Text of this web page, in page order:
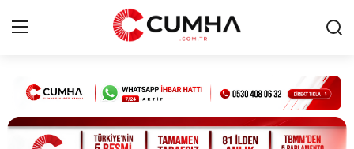
Kurumsal
Cumhurbaşkanlığı